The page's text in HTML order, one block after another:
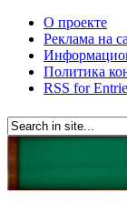
О проекте
Реклама на
Политика
RSS for